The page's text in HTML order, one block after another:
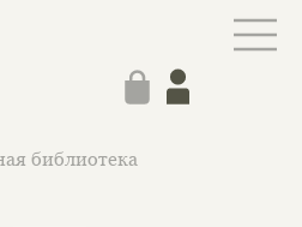
библиотека